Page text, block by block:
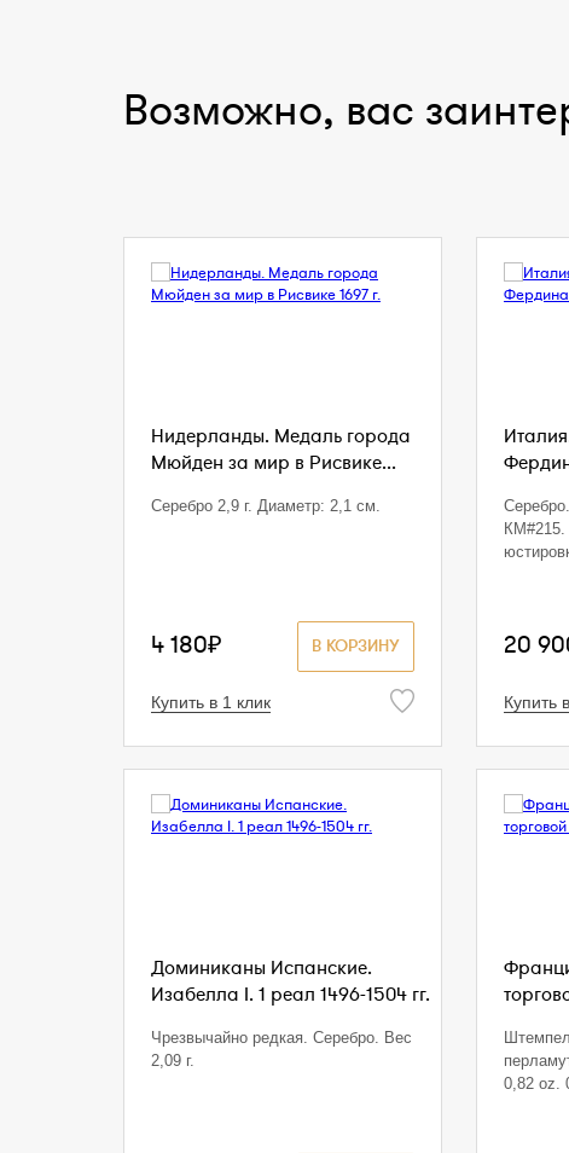
Возможно, вас
Нидерланды. Медаль города
Мюйден за мир в Рисвике...
Серебро 2,9 г. Диаметр: 2,1 см.
В КОРЗИНУ
4 180₽
Купить в 1 клик
КМ#215.
20
Купить
Доминиканы Испанские.
Изабелла I. 1 реал 1496-1504 гг.
Чрезвычайно редкая. Серебро. Вес
2,09 г.
0,82 oz.